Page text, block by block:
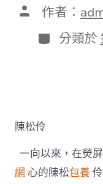
文 作者：
分
類
分類於
陳松伶
一向以來，在熒
網 心的陳松包養